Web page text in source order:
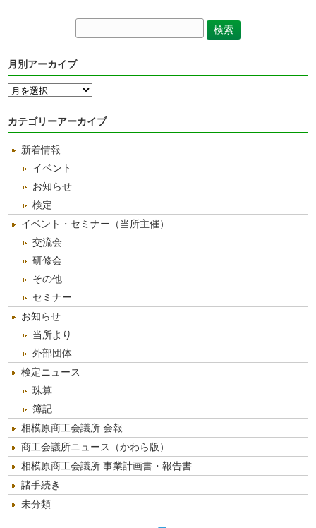
月別アーカイブ
月
ー
イ
カテゴリーアーカイブ
新着情報
イベント
お知らせ
検定
イベント・セミナー（当所主催）
交流会
研修会
その他
セミナー
お知らせ
当所より
外部団体
検定ニュース
珠算
簿記
相模原商工会議所 会報
商工会議所ニュース（かわら版）
相模原商工会議所 事業計画書・報告書
諸手続き
未分類